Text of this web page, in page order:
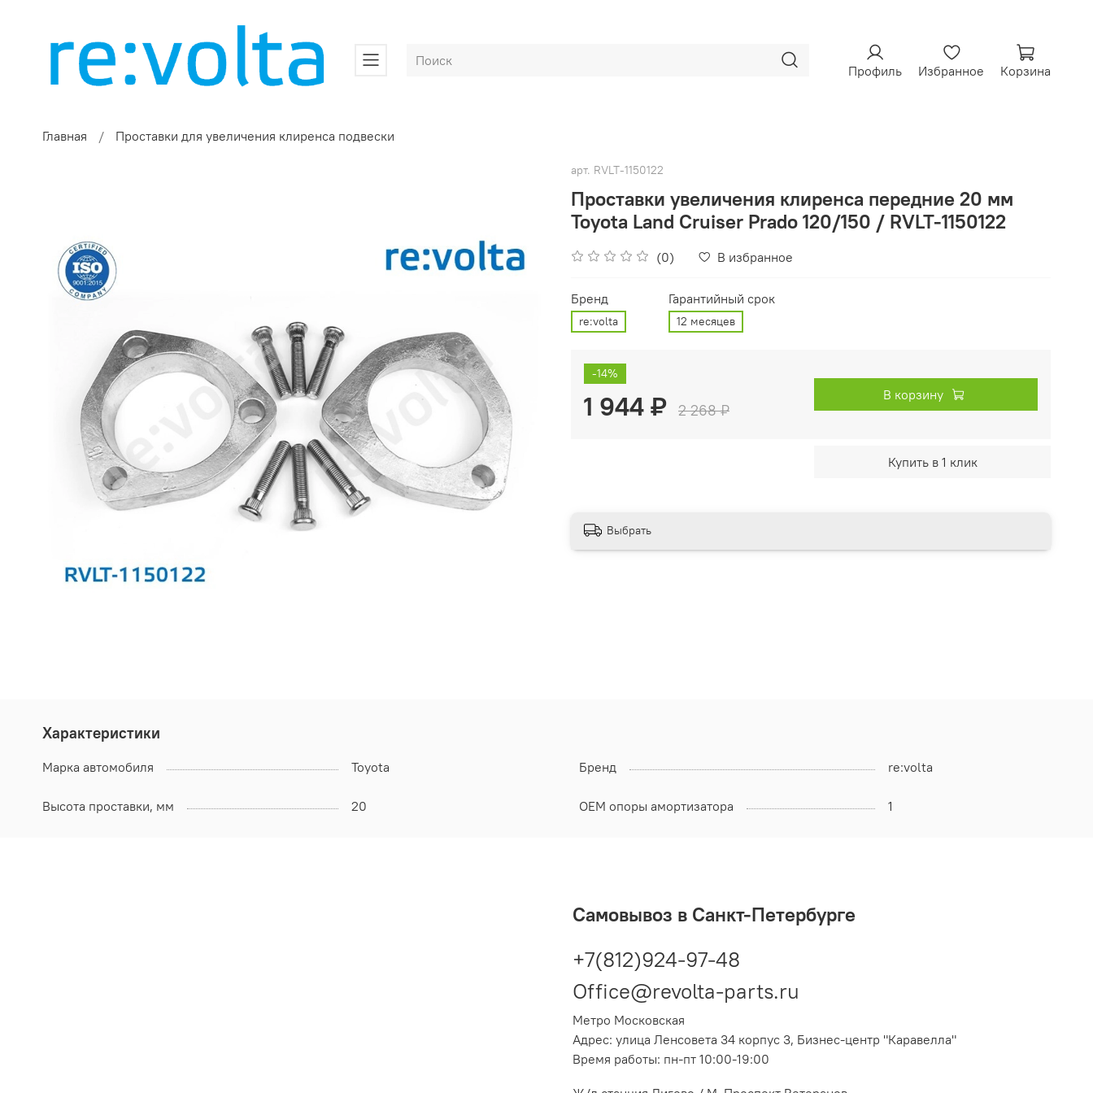
Профиль Избранное Корзина
Главная Проставки для увеличения клиренса подвески
арт. RVLT-1150122
Проставки увеличения клиренса передние 20 мм
Toyota Land Cruiser Prado 120/150 / RVLT-1150122
(0) В избранное
Бренд
re:volta
Гарантийный срок
12 месяцев
-14%
1 944 ₽ 2 268 ₽
В корзину
Купить в 1 клик
Выбрать
Характеристики
Марка автомобиля Toyota Бренд re:volta
Высота проставки, мм 20 OEM опоры амортизатора 1
Самовывоз в Санкт-Петербурге
+7(812)924-97-48
Office@revolta-parts.ru
Метро Московская
Адрес: улица Ленсовета 34 корпус 3, Бизнес-центр "Каравелла"
Время работы: пн-пт 10:00-19:00